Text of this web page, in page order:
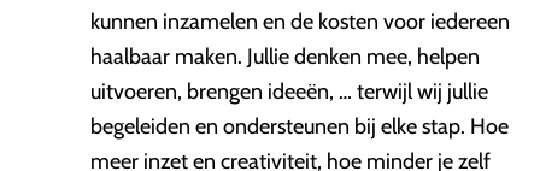
kunnen inzamelen en de kosten voor iedereen
haalbaar maken. Jullie denken mee, helpen
uitvoeren, brengen ideeën, … terwijl wij jullie
begeleiden en ondersteunen bij elke stap. Hoe
meer inzet en creativiteit, hoe minder je zelf